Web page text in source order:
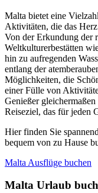
Malta bietet eine
Aktivitäten, die das Herz
Von der Erkundung der
Weltkulturerbestätten
hin zu aufregenden
entlang der
Möglichkeiten, die
einer Fülle von
Genießer
Reiseziel, das für jeden
Hier finden Sie
bequem von zu Hause
Malta Ausflüge buchen
Malta Urlaub